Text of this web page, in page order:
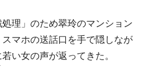
理」のため翠玲のマンション
マホの送話口を手で隠しなが
い女の声が返ってきた。